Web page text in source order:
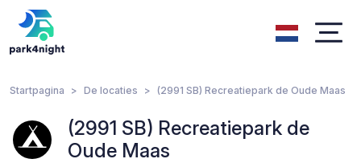
Startpagina De locaties (2991 SB) Recreatiepark de Oude Maas
(2991 SB) Recreatiepark de
Oude Maas